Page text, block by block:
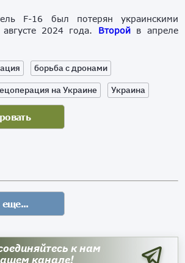
F-16 был потерян украинскими
2024 года. Второйв апреле
борьба с дронами
на Украине Украина
к нам
канале!